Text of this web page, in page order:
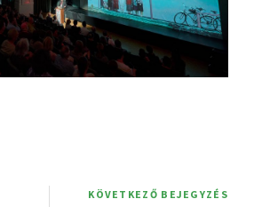
KÖVETKEZŐ BEJEGYZÉS